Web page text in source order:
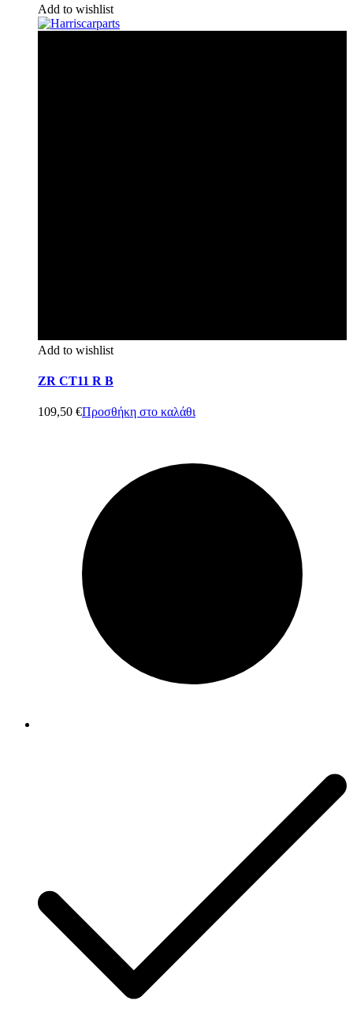
Add to wishlist
Add to wishlist
ZR CT11 R B
109,50 €Προσθήκη στο καλάθι